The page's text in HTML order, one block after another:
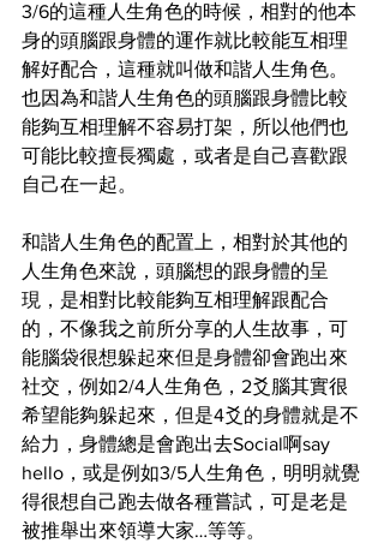
3/6的這種人生角色的時候，相對的他本
身的頭腦跟身體的運作就比較能互相理
解好配合，這種就叫做和諧人生角色。
也因為和諧人生角色的頭腦跟身體比較
能夠互相理解不容易打架，所以他們也
可能比較擅長獨處，或者是自己喜歡跟
自己在一起。
和諧人生角色的配置上，相對於其他的
人生角色來說，頭腦想的跟身體的呈
現，是相對比較能夠互相理解跟配合
的，不像我之前所分享的人生故事，可
能腦袋很想躲起來但是身體卻會跑出來
社交，例如2/4人生角色，2爻腦其實很
希望能夠躲起來，但是4爻的身體就是不
給力，身體總是會跑出去Social啊say
hello，或是例如3/5人生角色，明明就覺
得很想自己跑去做各種嘗試，可是老是
被推舉出來領導大家…等等。